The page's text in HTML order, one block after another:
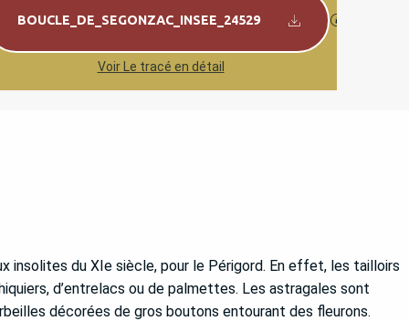
BOUCLE_DE_SEGONZAC_INSEE_24529
Voir Le tracé en détail
insolites du XIe siècle, pour le Périgord. En effet, les tailloirs
d’entrelacs ou de palmettes. Les astragales sont
décorées de gros boutons entourant des fleurons.